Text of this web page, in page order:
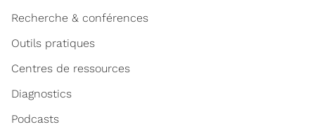
Recherche & conférences
Outils pratiques
Centres de ressources
Diagnostics
Podcasts